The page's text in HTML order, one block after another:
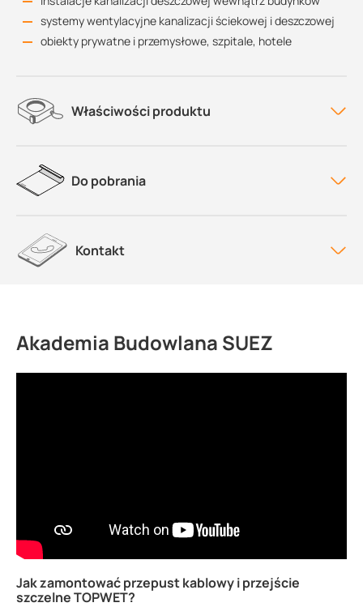
systemy wentylacyjne kanalizacji ściekowej i deszczowej
obiekty prywatne i przemysłowe, szpitale, hotele
Właściwości produktu
Do pobrania
Kontakt
Akademia Budowlana SUEZ
Jak zamontować przepust kablowy i przejście
szczelne TOPWET?